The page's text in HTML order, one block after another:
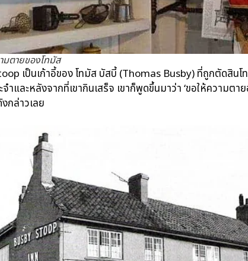
มตายของโทมัส
เป็นเก้าอี้ของ โทมัส บัสบี้ (Thomas Busby) ที่ถูกตัดสิน
ำและหลังจากที่เขากินเสร็จ เขาก็พูดขึ้นมาว่า ‘ขอให้ความ
กล่าวเลย